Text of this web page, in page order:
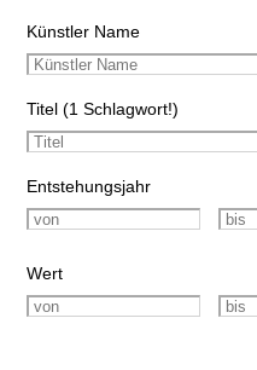
Künstler Name
Titel (1 Schlagwort!)
Entstehungsjahr
Wert